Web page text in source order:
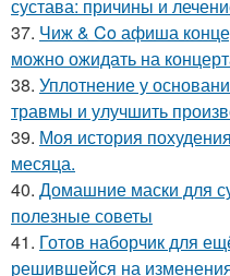
сустава: причины и
37. Чиж & Co афиша
можно ожидать на
38. Уплотнение у
травмы и улучшить
39. Моя история
месяца.
40. Домашние маски для
полезные советы
41. Готов наборчик для
решившейся на